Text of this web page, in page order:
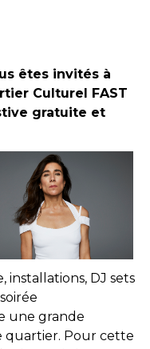
êtes invités à
Culturel FAST
gratuite et
installations, DJ sets
une grande
quartier. Pour cette